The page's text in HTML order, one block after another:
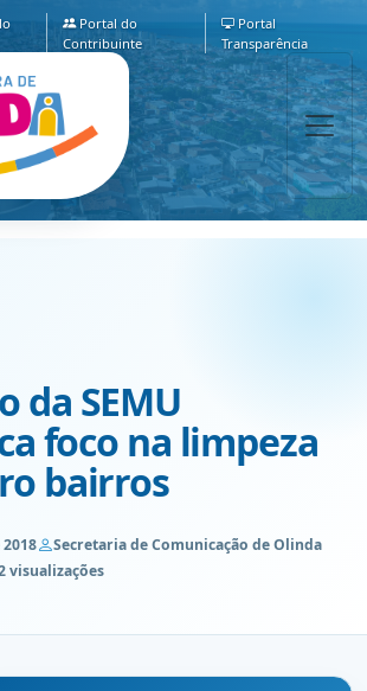
Portal do
Contribuinte
Portal
Transparência
da SEMU
foco na limpeza
bairros
Secretaria de Comunicação de Olinda
visualizações